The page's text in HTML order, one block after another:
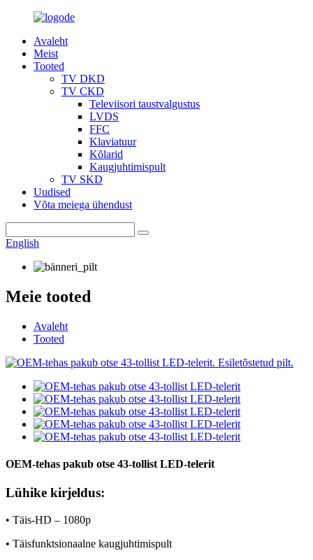
Avaleht
Meist
Tooted
TV DKD
TV CKD
Televiisori taustvalgustus
LVDS
FFC
Klaviatuur
Kõlarid
Kaugjuhtimispult
TV SKD
Uudised
Võta meiega ühendust
English
Meie tooted
Avaleht
Tooted
OEM-tehas pakub otse 43-tollist LED-telerit
Lühike kirjeldus:
• Täis-HD – 1080p
• Täisfunktsionaalne kaugjuhtimispult